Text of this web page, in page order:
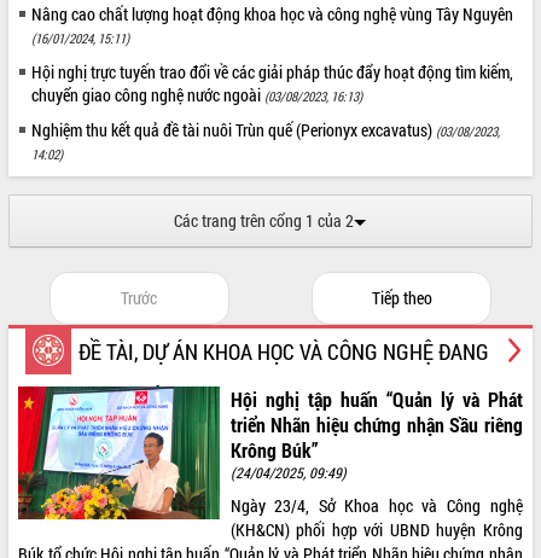
Nâng cao chất lượng hoạt động khoa học và công nghệ vùng Tây Nguyên
(16/01/2024, 15:11)
Hội nghị trực tuyến trao đổi về các giải pháp thúc đẩy hoạt động tìm kiếm,
chuyển giao công nghệ nước ngoài (03/08/2023, 16:13)
Nghiệm thu kết quả đề tài nuôi Trùn quế (Perionyx excavatus) (03/08/2023,
14:02)
Các trang trên cổng 1 của 2
Trước Tiếp theo
ĐỀ TÀI, DỰ ÁN KHOA HỌC VÀ CÔNG NGHỆ ĐANG
THỰC HIỆN
Hội nghị tập huấn “Quản lý và Phát
triển Nhãn hiệu chứng nhận Sầu riêng
Krông Búk”
(24/04/2025, 09:49)
Ngày 23/4, Sở Khoa học và Công nghệ
(KH&CN) phối hợp với UBND huyện Krông